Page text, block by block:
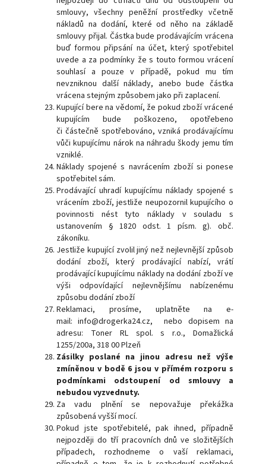
smlouvy, všechny peněžní prostředky včetně
nákladů na dodání, které od něho na základě
smlouvy přijal. Částka bude prodávajícím vrácena
buď formou připsání na účet, který spotřebitel
uvede a za podmínky že s touto formou vrácení
souhlasí a pouze v případě, pokud mu tím
nevzniknou další náklady, anebo bude částka
vrácena stejným způsobem jako při zaplacení.
Kupující bere na vědomí, že pokud zboží vrácené
kupujícím bude poškozeno, opotřebeno
či částečně spotřebováno, vzniká prodávajícímu
vůči kupujícímu nárok na náhradu škody jemu tím
vzniklé.
Náklady spojené s navrácením zboží si ponese
spotřebitel sám.
Prodávající uhradí kupujícímu náklady spojené s
vrácením zboží, jestliže neupozornil kupujícího o
povinnosti nést tyto náklady v souladu s
ustanovením § 1820 odst. 1 písm. g). obč.
zákoníku.
Jestliže kupující zvolil jiný než nejlevnější způsob
dodání zboží, který prodávající nabízí, vrátí
prodávající kupujícímu náklady na dodání zboží ve
výši odpovídající nejlevnějšímu nabízenému
způsobu dodání zboží
Reklamaci, prosíme, uplatněte na e-
mail: info@drogerka24.cz, nebo dopisem na
adresu: Toner RL spol. s r.o., Domažlická
1255/200a, 318 00 Plzeň
Zásilky poslané na jinou adresu než výše
zmíněnou v bodě 6 jsou v přímém rozporu s
podmínkami odstoupení od smlouvy a
nebudou vyzvednuty.
Za vadu plnění se nepovažuje překážka
způsobená vyšší mocí.
Pokud jste spotřebitelé, pak ihned, případně
nejpozději do tří pracovních dnů ve složitějších
případech, rozhodneme o vaší reklamaci,